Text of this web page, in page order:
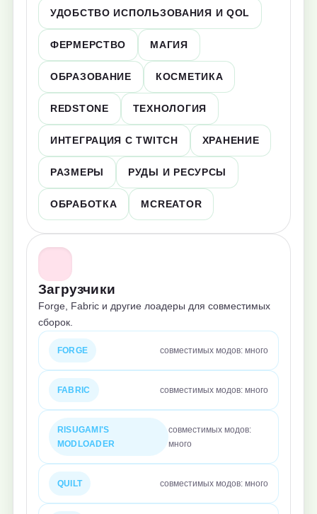
УДОБСТВО ИСПОЛЬЗОВАНИЯ И QOL
ФЕРМЕРСТВО МАГИЯ
ОБРАЗОВАНИЕ КОСМЕТИКА
REDSTONE ТЕХНОЛОГИЯ
ИНТЕГРАЦИЯ С TWITCH ХРАНЕНИЕ
РАЗМЕРЫ РУДЫ И РЕСУРСЫ
ОБРАБОТКА MCREATOR
Загрузчики
Forge, Fabric и другие лоадеры для совместимых
сборок.
FORGE совместимых модов: много
FABRIC совместимых модов: много
RISUGAMI'S
MODLOADER
совместимых модов:
много
QUILT совместимых модов: много